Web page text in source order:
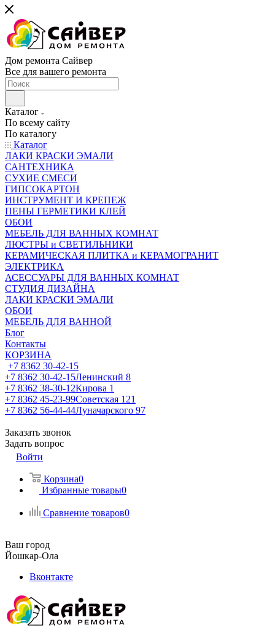
Дом ремонта Сайвер
Все для вашего ремонта
Каталог
По всему сайту
По каталогу
Каталог
ЛАКИ КРАСКИ ЭМАЛИ
САНТЕХНИКА
СУХИЕ СМЕСИ
ГИПСОКАРТОН
ИНСТРУМЕНТ И КРЕПЕЖ
ПЕНЫ ГЕРМЕТИКИ КЛЕЙ
ОБОИ
МЕБЕЛЬ ДЛЯ ВАННЫХ КОМНАТ
ЛЮСТРЫ и СВЕТИЛЬНИКИ
КЕРАМИЧЕСКАЯ ПЛИТКА и КЕРАМОГРАНИТ
ЭЛЕКТРИКА
АСЕССУАРЫ ДЛЯ ВАННЫХ КОМНАТ
СТУДИЯ ДИЗАЙНА
ЛАКИ КРАСКИ ЭМАЛИ
ОБОИ
МЕБЕЛЬ ДЛЯ ВАННОЙ
Блог
Контакты
КОРЗИНА
+7 8362 30-42-15
+7 8362 30-42-15Ленинский 8
+7 8362 38-30-12Кирова 1
+7 8362 45-23-99Советская 121
+7 8362 56-44-44Луначарского 97
Заказать звонок
Задать вопрос
Войти
Корзина0
Избранные товары0
Сравнение товаров0
Ваш город
Йошкар-Ола
Вконтакте